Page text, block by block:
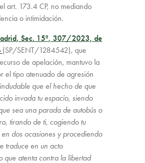
art. 173.4 CP, no mediando
o intimidación.
Sec. 15ª, 307/2023, de
(SP/SENT/1284542), que
de apelación, mantuvo la
el tipo atenuado de agresión
que el hecho de que
invada tu espacio, siendo
sea una parada de autobús o
tirando de ti, cogiendo tu
dos ocasiones y procediendo
traduce en un acto
que atenta contra la libertad